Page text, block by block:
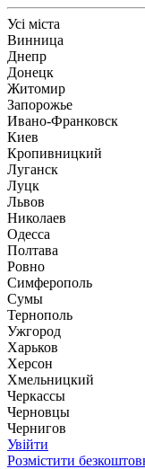
Усі міста
Винница
Днепр
Донецк
Житомир
Запорожье
Ивано-Франковск
Киев
Кропивницкий
Луганск
Луцк
Львов
Николаев
Одесса
Полтава
Ровно
Симферополь
Сумы
Тернополь
Ужгород
Харьков
Херсон
Хмельницкий
Черкассы
Чернoвцы
Чернигов
Увійти
Розмістити